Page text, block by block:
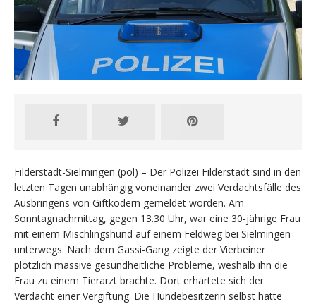
Filderstadt-Sielmingen (pol) – Der Polizei Filderstadt sind in den
letzten Tagen unabhängig voneinander zwei Verdachtsfälle des
Ausbringens von Giftködern gemeldet worden. Am
Sonntagnachmittag, gegen 13.30 Uhr, war eine 30-jährige Frau
mit einem Mischlingshund auf einem Feldweg bei Sielmingen
unterwegs. Nach dem Gassi-Gang zeigte der Vierbeiner
plötzlich massive gesundheitliche Probleme, weshalb ihn die
Frau zu einem Tierarzt brachte. Dort erhärtete sich der
Verdacht einer Vergiftung. Die Hundebesitzerin selbst hatte